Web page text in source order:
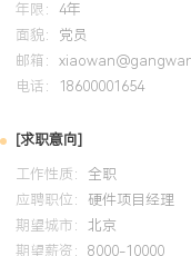
践，通过运用WBS分
XXX%，输出《硬件项
年限： 4年
面貌： 党员
邮箱：
电话：
18600001654
[求职意向]
工作性质： 全职
应聘职位： 硬件项目经理
期望城市： 北京
期望薪资： 8000-10000